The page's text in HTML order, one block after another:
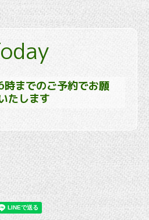
までのご予約でお願
たします